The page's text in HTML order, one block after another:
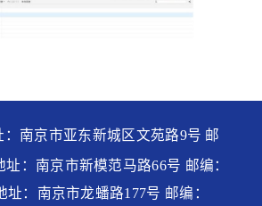
：南京市亚东新城区文苑路9号 邮
：南京市新模范马路66号 邮编：
址：南京市龙蟠路177号 邮编：